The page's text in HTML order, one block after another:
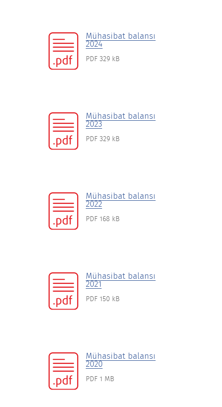
Mühasibat balansı
2024
PDF 329 kB
Mühasibat balansı
2023
PDF 329 kB
Mühasibat balansı
2022
PDF 168 kB
Mühasibat balansı
2021
PDF 150 kB
Mühasibat balansı
2020
PDF 1 MB